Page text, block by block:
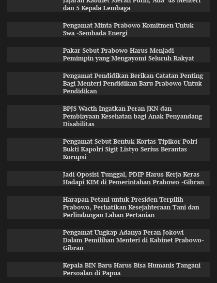
dan 5 Kepala Lembaga
Pengamat Minta Prabowo Komitmen Untuk
Swa -Sembada Energi
Pakar Sebut Prabowo Harus Menjadi
Pemimpin yang Mengayomi Seluruh Rakyat
Pengamat Pendidikan Berikan Catatan Penting
Bagi Menteri Pendidikan Baru Prabowo Untuk
Pendidikan
BPJS Wacth Ingatkan Peran JKN dan
Pembiayaan Kesehatan bagi Anak Penyandang
Disabilitas
Pengamat Sebut Bentuk Kortas Tipikor Polri
Bukti Kapolri Sigit Listyo Serius Berantas
Korupsi
Jadi Oposisi Tunggal, PDIP Harus Kerja Keras
Hadapi KIM di Pemerintahan Prabowo -Gibran
Harapan Petani untuk Presiden Terpilih
Prabowo, Perhatikan Kesejahteraan Tani dan
Perlindungan Lahan Pertanian
Pengamat Ungkap Adanya Peran Jokowi
Dalam Pemilihan Menteri di Kabinet Prabowo-
Gibran
Kepala BIN Baru Harus Bisa Humanis Tangani
Persoalan di Papua